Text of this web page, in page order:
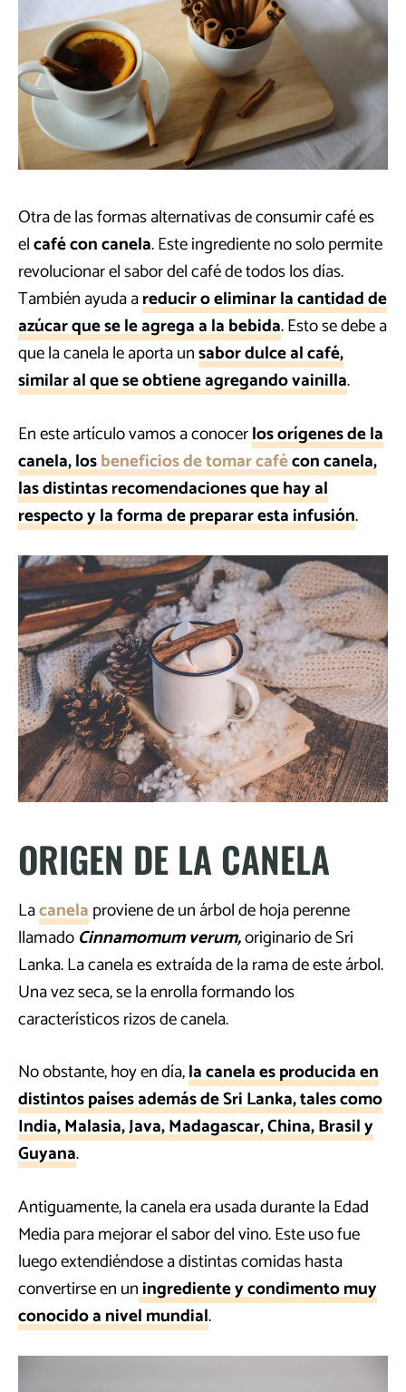
Otra de las formas alternativas de consumir café es
elcafé con canela. Este ingrediente no solo permite
revolucionar el sabor del café de todos los días.
También ayuda areducir o eliminar la cantidad de
azúcar que se le agrega a la bebida. Esto se debe a
que la canela le aporta unsabor dulce al café,
similar al que se obtiene agregando vainilla.
En este artículo vamos a conocerlos orígenes de la
canela, losbeneficios de tomar cafécon canela,
las distintas recomendaciones que hay al
respecto y la forma de preparar esta infusión.
ORIGEN DE LA CANELA
Lacanelaproviene de un árbol de hoja perenne
llamadoCinnamomum verum,originario de Sri
Lanka. La canela es extraída de la rama de este árbol.
Una vez seca, se la enrolla formando los
característicos rizos de canela.
No obstante, hoy en día,la canela es producida en
distintos países además de Sri Lanka, tales como
India, Malasia, Java, Madagascar, China, Brasil y
Guyana.
Antiguamente, la canela era usada durante la Edad
Media para mejorar el sabor del vino. Este uso fue
luego extendiéndose a distintas comidas hasta
convertirse en uningrediente y condimento muy
conocido a nivel mundial.